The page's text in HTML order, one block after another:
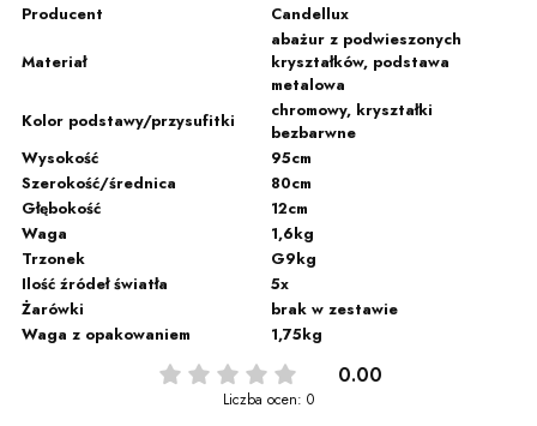
Producent Candellux
Materiał
abażur z podwieszonych
kryształków, podstawa
metalowa
Kolor podstawy/przysufitki
chromowy, kryształki
bezbarwne
Wysokość
95cm
Szerokość/średnica
80cm
Głębokość
12cm
Waga
1,6kg
Trzonek
G9kg
Ilość źródeł światła
5x
Żarówki
brak w zestawie
Waga z opakowaniem
1,75kg
0.00
Liczba ocen: 0